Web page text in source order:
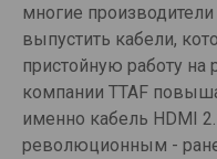
многие
выпустить кабели,
пристойную работу
компании TTAF
именно кабель HDMI
революционным -